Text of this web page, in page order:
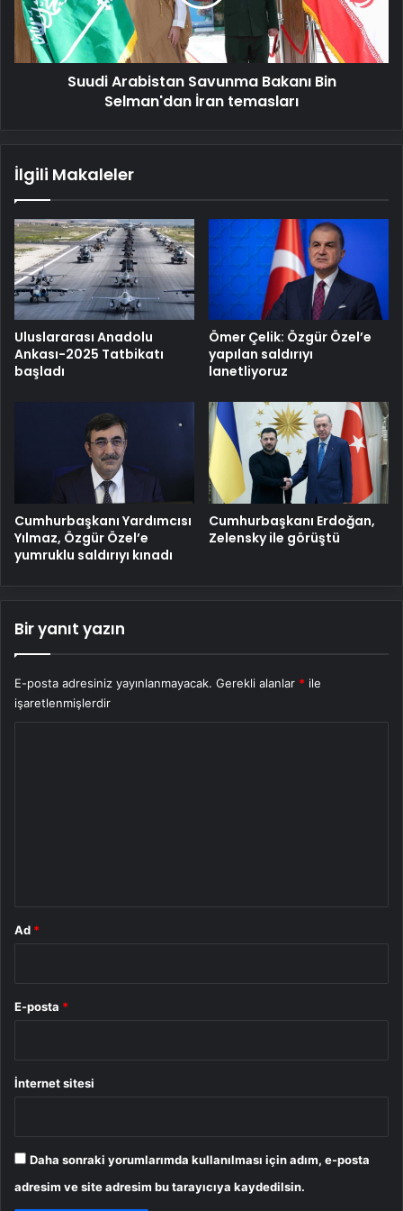
Selman'dan
İran
temasları
Suudi Arabistan Savunma Bakanı Bin
Selman'dan İran temasları
İlgili Makaleler
Uluslararası Anadolu
Ankası-2025 Tatbikatı
başladı
Ömer Çelik: Özgür Özel’e
yapılan saldırıyı
lanetliyoruz
Cumhurbaşkanı Yardımcısı
Yılmaz, Özgür Özel’e
yumruklu saldırıyı kınadı
Cumhurbaşkanı Erdoğan,
Zelensky ile görüştü
Bir yanıt yazın
E-posta adresiniz yayınlanmayacak. Gerekli alanlar * ile
işaretlenmişlerdir
Ad *
E-posta *
İnternet sitesi
Daha sonraki yorumlarımda kullanılması için adım, e-posta
adresim ve site adresim bu tarayıcıya kaydedilsin.